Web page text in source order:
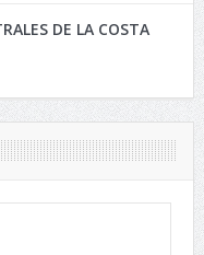
DE LA COSTA